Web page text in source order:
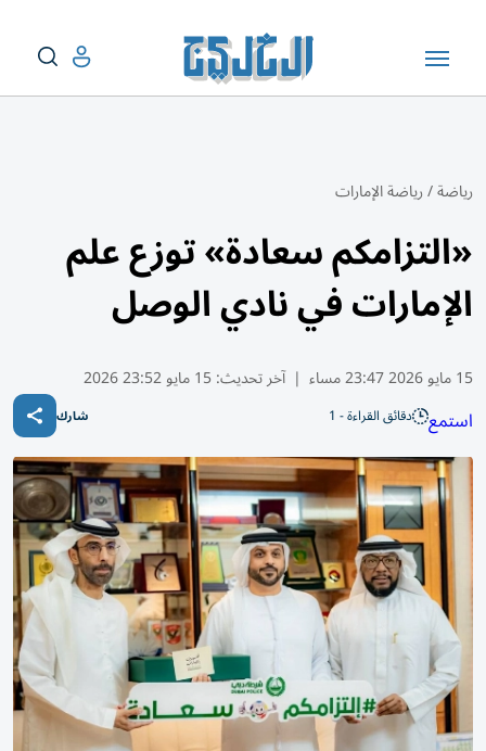
رياضة/رياضة الإمارات
«التزامكم سعادة» توزع علم
الإمارات في نادي الوصل
15 مايو 2026 23:47 مساء | آخر تحديث:15 مايو 23:52 2026
استمع دقائق القراءة - 1 شارك